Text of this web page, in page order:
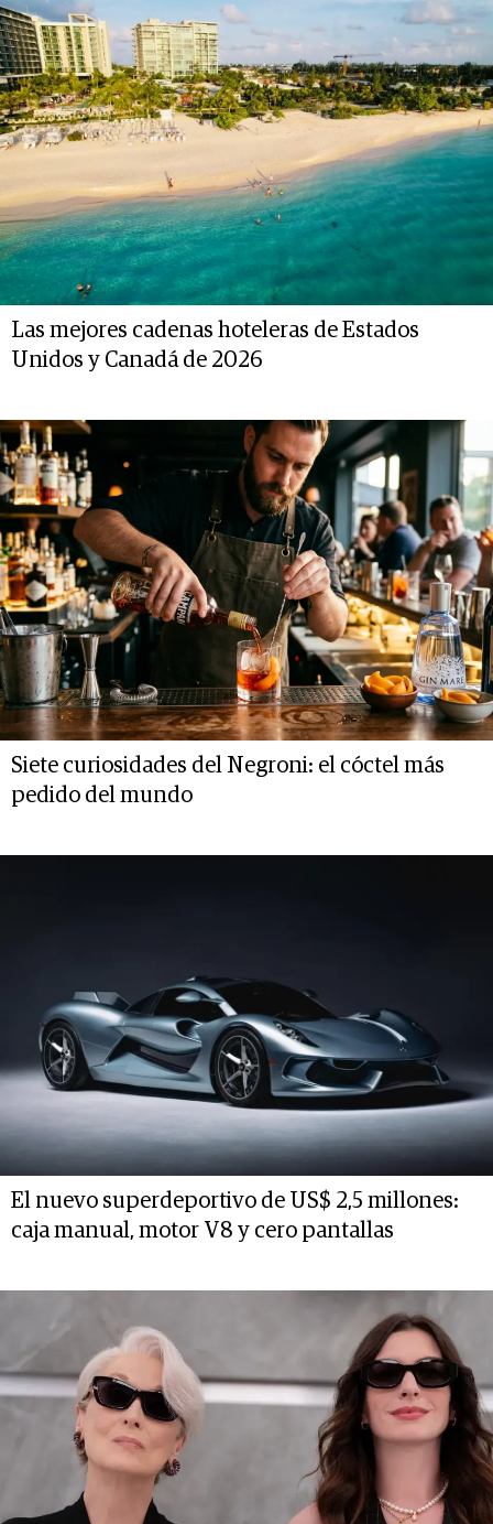
Las mejores cadenas hoteleras de Estados
Unidos y Canadá de 2026
Siete curiosidades del Negroni: el cóctel más
pedido del mundo
El nuevo superdeportivo de US$ 2,5 millones:
caja manual, motor V8 y cero pantallas